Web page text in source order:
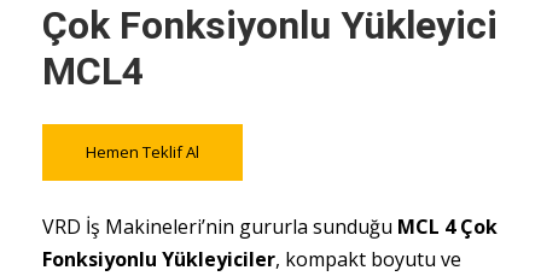
Çok Fonksiyonlu Yükleyici
MCL4
Hemen Teklif Al
VRD İş Makineleri’nin gururla sunduğu MCL 4 Çok
Fonksiyonlu Yükleyiciler, kompakt boyutu ve